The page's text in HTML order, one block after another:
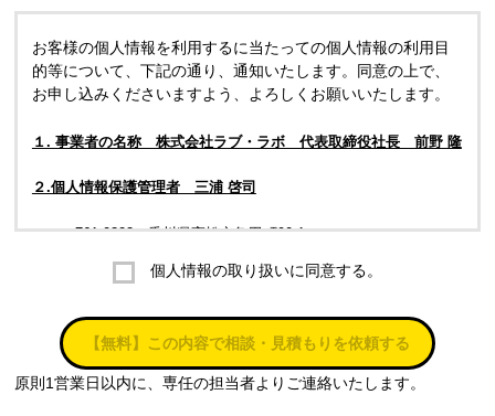
お客様の個人情報を利用するに当たっての個人情報の利用目
的等について、下記の通り、通知いたします。同意の上で、
お申し込みくださいますよう、よろしくお願いいたします。
１. 事業者の名称 株式会社ラブ・ラボ 代表取締役社長 前野 隆
２.個人情報保護管理者 三浦 啓司
〒761-0323 香川県高松市亀田町90-1
株式会社ラブ・ラボ
電話：087-847-2000
電子メール：info@rub-lab.com
個人情報の取り扱いに同意する。
【無料】この内容で相談・見積もりを依頼する
原則1営業日以内に、専任の担当者よりご連絡いたします。